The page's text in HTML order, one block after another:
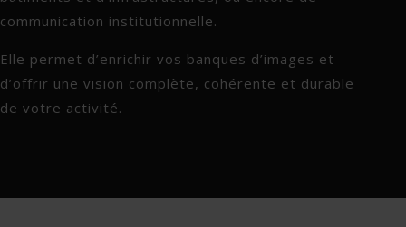
communication institutionnelle.
Elle permet d’enrichir vos banques d’images et
d’offrir une vision complète, cohérente et durable
de votre activité.